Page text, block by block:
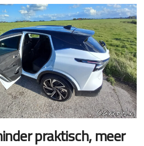
praktisch, meer